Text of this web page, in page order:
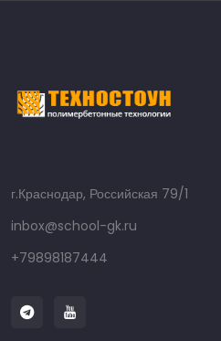
г.Краснодар, Российская 79/1
inbox@school-gk.ru
+79898187444